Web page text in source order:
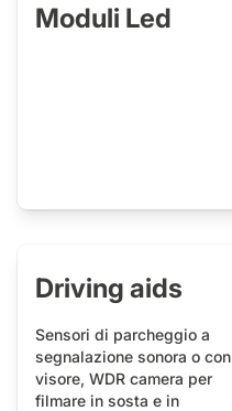
Moduli Led
Driving aids
Sensori di parcheggio a
segnalazione sonora o con
visore, WDR camera per
filmare in sosta e in